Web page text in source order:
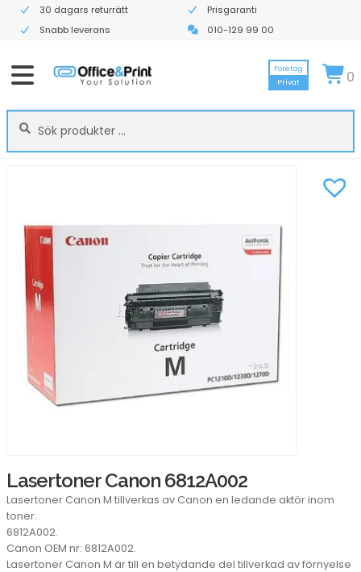
30 dagars returrätt
Prisgaranti
Snabb leverans
010-129 99 00
Sök
efter:
Sök
Företag
Privat
0
Lasertoner Canon 6812A002
Lasertoner Canon M tillverkas av Canon en ledande aktör inom
toner.
6812A002.
Canon OEM nr: 6812A002.
Lasertoner Canon M är till en betydande del tillverkad av förnyelse